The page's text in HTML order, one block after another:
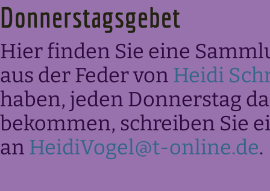
Donnerstagsgebet
Hier finden Sie eine
aus der Feder von Heidi
haben, jeden Donnerstag
bekommen, schreiben Sie
an HeidiVogel@t-online.de.